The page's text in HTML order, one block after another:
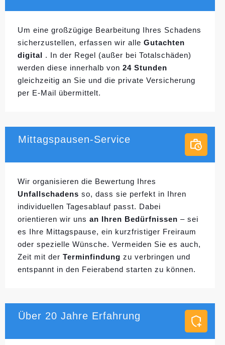
Um eine großzügige Bearbeitung Ihres Schadens
sicherzustellen, erfassen wir alle Gutachten
digital . In der Regel (außer bei Totalschäden)
werden diese innerhalb von 24 Stunden
gleichzeitig an Sie und die private Versicherung
per E-Mail übermittelt.
Mittagspausen-Service
Wir organisieren die Bewertung Ihres
Unfallschadens so, dass sie perfekt in Ihren
individuellen Tagesablauf passt. Dabei
orientieren wir uns an Ihren Bedürfnissen – sei
es Ihre Mittagspause, ein kurzfristiger Freiraum
oder spezielle Wünsche. Vermeiden Sie es auch,
Zeit mit der Terminfindung zu verbringen und
entspannt in den Feierabend starten zu können.
Über 20 Jahre Erfahrung